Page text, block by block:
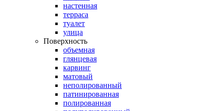
настенная
терраса
туалет
улица
Поверхность
объемная
глянцевая
карвинг
матовый
неполированный
патинированная
полированная